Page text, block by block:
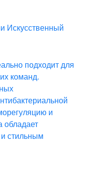
Искусственный
подходит для
команд.
и
обладает
стильным